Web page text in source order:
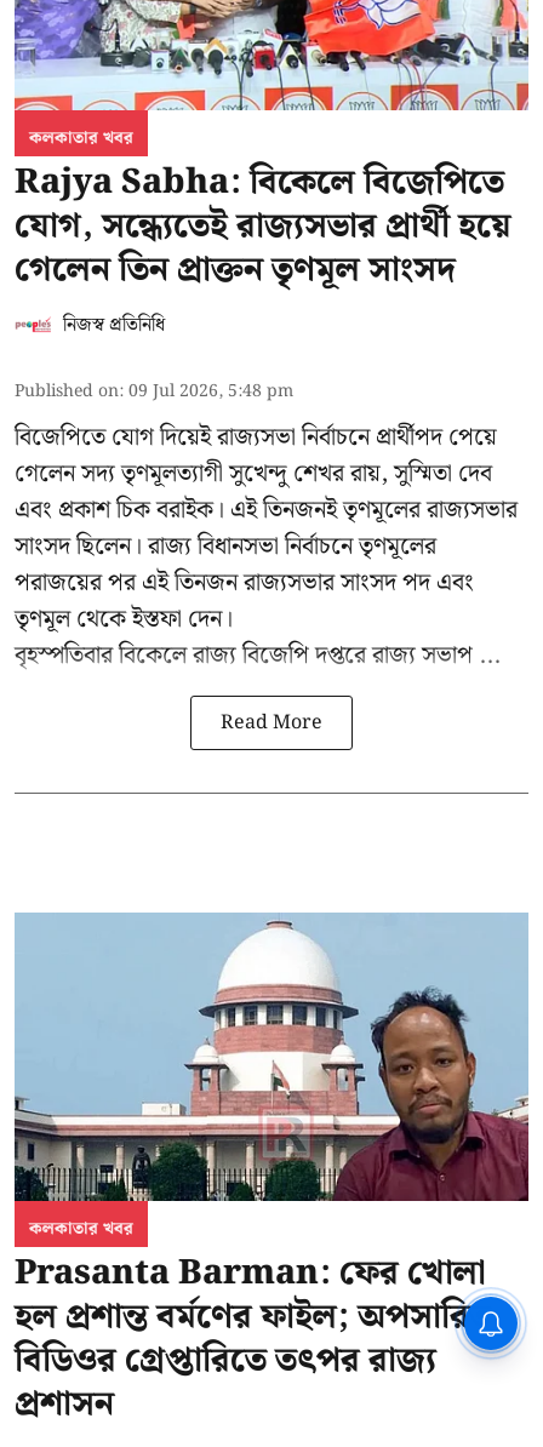
কলকাতার খবর
Rajya Sabha: বিকেলে বিজেপিতে
যোগ, সন্ধ্যেতেই রাজ্যসভার প্রার্থী হয়ে
গেলেন তিন প্রাক্তন তৃণমূল সাংসদ
নিজস্ব প্রতিনিধি
Published on:09 Jul 2026, 5:48 pm
বিজেপিতে যোগ দিয়েই রাজ্যসভা নির্বাচনে প্রার্থীপদ পেয়ে
গেলেন সদ্য তৃণমূলত্যাগী সুখেন্দু শেখর রায়, সুস্মিতা দেব
এবং প্রকাশ চিক বরাইক। এই তিনজনই তৃণমূলের রাজ্যসভার
সাংসদ ছিলেন। রাজ্য বিধানসভা নির্বাচনে তৃণমূলের
পরাজয়ের পর এই তিনজন রাজ্যসভার সাংসদ পদ এবং
তৃণমূল থেকে ইস্তফা দেন।
বৃহস্পতিবার বিকেলে রাজ্য বিজেপি দপ্তরেরাজ্য সভাপ ...
Read More
কলকাতার খবর
Prasanta Barman: ফের খোলা
হল প্রশান্ত বর্মণের ফাইল; অপসারিত
বিডিওর গ্রেপ্তারিতে তৎপর রাজ্য
প্রশাসন
CPIM: ৬০ লক্ষ নাম বিবেচনাধীন রেখে
ভোট ঘোষণার প্রতিবাদ - আদালতের
দ্বারস্থ হবে সিপিআইএম